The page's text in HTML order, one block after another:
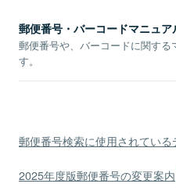
郵便番号・バーコードマニュア
郵便番号や、バーコードに関する
す。
郵便番号検索に使用されている
2025年度版郵便番号の変更案内